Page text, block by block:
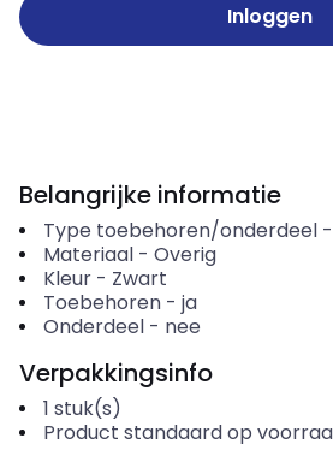
Inloggen
Belangrijke informatie
Type toebehoren/onderdeel-
Materiaal- Overig
Kleur- Zwart
Toebehoren- ja
Onderdeel- nee
Verpakkingsinfo
1 stuk(s)
Product standaard op